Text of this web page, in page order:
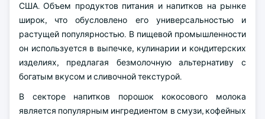
США. Объем продуктов питания и напитков на рынке
широк, что обусловлено его универсальностью и
растущей популярностью. В пищевой промышленности
он используется в выпечке, кулинарии и кондитерских
изделиях, предлагая безмолочную альтернативу с
богатым вкусом и сливочной текстурой.
В секторе напитков порошок кокосового молока
является популярным ингредиентом в смузи, кофейных